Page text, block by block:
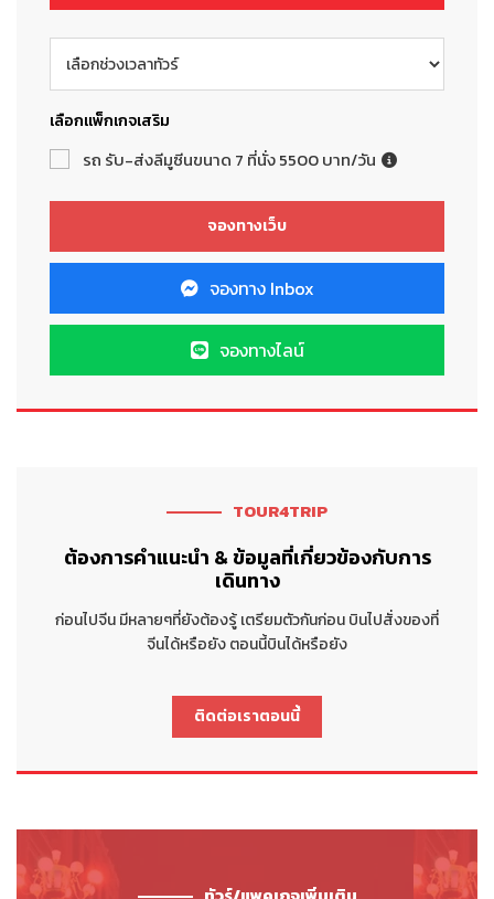
เลือกแพ็กเกจเสริม
รถ รับ-ส่งลีมูซีนขนาด 7 ที่นั่ง 5500 บาท/วัน
จองทาง Inbox
จองทางไลน์
TOUR4TRIP
ต้องการคำแนะนำ & ข้อมูลที่เกี่ยวข้องกับการ
เดินทาง
ก่อนไปจีน มีหลายๆที่ยังต้องรู้ เตรียมตัวกันก่อน บินไปสั่งของที่
จีนได้หรือยัง ตอนนี้บินได้หรือยัง
ติดต่อเราตอนนี้